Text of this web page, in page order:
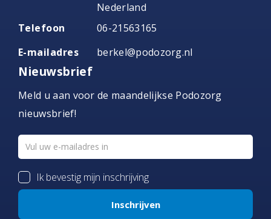
Nederland
Telefoon
06-21563165
E-mailadres
berkel@podozorg.nl
Nieuwsbrief
Meld u aan voor de maandelijkse Podozorg
nieuwsbrief!